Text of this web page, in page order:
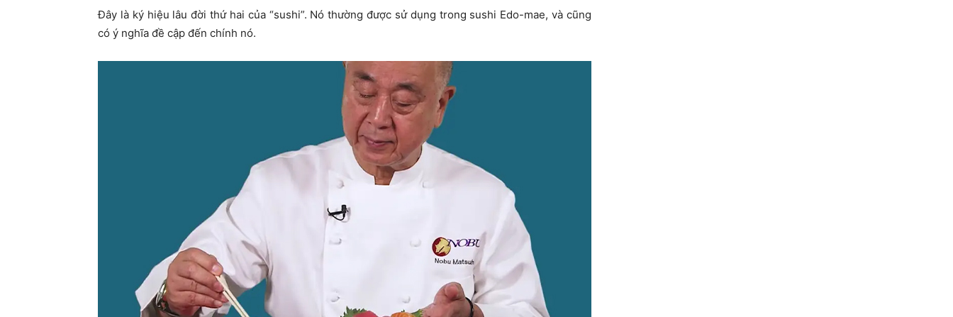
Đây là ký hiệu lâu đời thứ hai của “sushi”. Nó thường được sử dụng trong sushi Edo-mae, và cũng
có ý nghĩa đề cập đến chính nó.